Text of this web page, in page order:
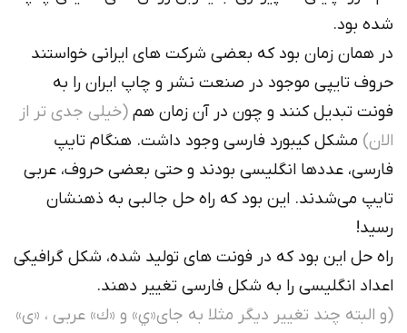
شده بود.
در همان زمان بود که بعضی شرکت های ایرانی خواستند
حروف تایپی موجود در صنعت نشر و چاپ ایران را به
فونت تبدیل کنند و چون در آن زمان هم (خیلی جدی تر از
الان) مشکل کیبورد فارسی وجود داشت. هنگام تایپ
فارسی، عددها انگلیسی بودند و حتی بعضی حروف، عربی
تایپ می‌شدند. این بود که راه حل جالبی به ذهنشان
رسید!
راه حل این بود که در فونت های تولید شده، شکل گرافیکی
اعداد انگلیسی را به شکل فارسی تغییر دهند.
(و البته چند تغییر دیگر مثلا به جای«ي» و «ك» عربی ، «ی»